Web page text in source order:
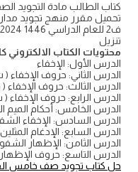
تحميل مقرر منهج تجويد
تنزيل
محتويات الكتاب الالكتروني
الدرس الأول: الإخفاء
الدرس الثاني: حروف
الدرس الثالث: حروف الإخفاء (
الدرس الرابع: حروف
الدرس الخامس: أحكام الميم
الدرس السادس: الإخفاء
الدرس السابع: الإدغام
الدرس الثامن: الإظهار
الدرس التاسع: حروف
حل كتاب تجويد صف خامس